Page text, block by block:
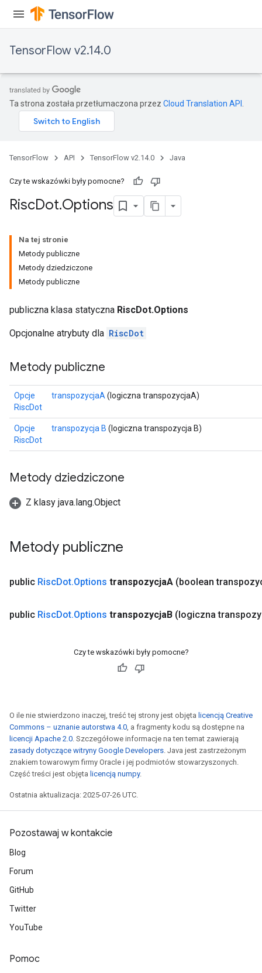
TensorFlow v2.14.0
Ta strona została przetłumaczona przez Cloud Translation API
TensorFlow API TensorFlow v2.14.0 Java
Czy te wskazówki były pomocne?
RiscDot.Options
Na tej stronie
Metody publiczne
Metody dziedziczone
Metody publiczne
publiczna klasa statyczna RiscDot.Options
Opcjonalne atrybuty dla RiscDot
Metody publiczne
Opcje
RiscDot
transpozycjaA (logiczna transpozycjaA)
Opcje
RiscDot
transpozycja B (logiczna transpozycja B)
Metody dziedziczone
Z klasy java.lang.Object
Metody publiczne
public RiscDot.Options transpozycjaA (boolean
public RiscDot.Options transpozycjaB (logiczna
Czy te wskazówki były pomocne?
O ile nie stwierdzono inaczej, treść tej strony jest objęta licencją Creative
Commons – uznanie autorstwa 4.0, a fragmenty kodu są dostępne na
licencji Apache 2.0. Szczegółowe informacje na ten temat zawierają
zasady dotyczące witryny Google Developers. Java jest zastrzeżonym
znakiem towarowym firmy Oracle i jej podmiotów stowarzyszonych.
Część treści jest objęta licencją numpy.
Ostatnia aktualizacja: 2025-07-26 UTC.
Pozostawaj w kontakcie
Blog
Forum
GitHub
Twitter
YouTube
Pomoc